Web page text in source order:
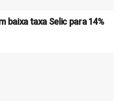
baixa taxa Selic para 14%